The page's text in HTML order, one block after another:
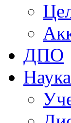
ДПО
Наука